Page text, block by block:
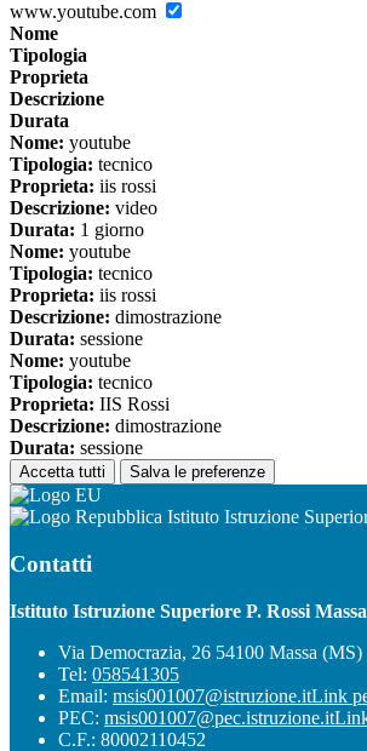
www.youtube.com
Nome
Tipologia
Proprieta
Descrizione
Durata
Nome: youtube
Tipologia: tecnico
Proprieta: iis rossi
Descrizione: video
Durata: 1 giorno
Nome: youtube
Tipologia: tecnico
Proprieta: iis rossi
Descrizione: dimostrazione
Durata: sessione
Nome: youtube
Tipologia: tecnico
Proprieta: IIS Rossi
Descrizione: dimostrazione
Durata: sessione
Accetta tutti Salva le preferenze
Istituto Istruzione
Contatti
Istituto Istruzione Superiore P. Rossi Massa
Via Democrazia, 26 54100 Massa (MS)
Tel: 058541305
Email: msis001007@istruzione.itLink
PEC: msis001007@pec.istruzione.it
C.F.: 80002110452